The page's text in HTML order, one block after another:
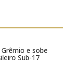
e sobe
Sub-17